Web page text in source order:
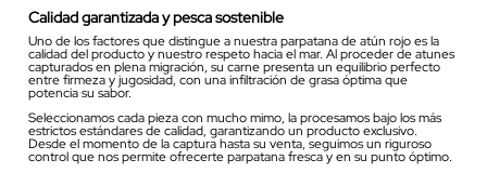
Calidad garantizada y pesca sostenible
Uno de los factores que distingue a nuestra parpatana de atún rojo es la
calidad del producto y nuestro respeto hacia el mar. Al proceder de atunes
capturados en plena migración, su carne presenta un equilibrio perfecto
entre firmeza y jugosidad, con una infiltración de grasa óptima que
potencia su sabor.
Seleccionamos cada pieza con mucho mimo, la procesamos bajo los más
estrictos estándares de calidad, garantizando un producto exclusivo.
Desde el momento de la captura hasta su venta, seguimos un riguroso
control que nos permite ofrecerte parpatana fresca y en su punto óptimo.